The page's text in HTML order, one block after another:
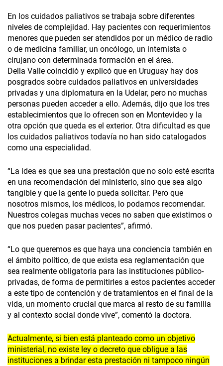
En los cuidados paliativos se trabaja sobre diferentes
niveles de complejidad. Hay pacientes con requerimientos
menores que pueden ser atendidos por un médico de radio
o de medicina familiar, un oncólogo, un internista o
cirujano con determinada formación en el área.
Della Valle coincidió y explicó que en Uruguay hay dos
posgrados sobre cuidados paliativos en universidades
privadas y una diplomatura en la Udelar, pero no muchas
personas pueden acceder a ello. Además, dijo que los tres
establecimientos que lo ofrecen son en Montevideo y la
otra opción que queda es el exterior. Otra dificultad es que
los cuidados paliativos todavía no han sido catalogados
como una especialidad.
“La idea es que sea una prestación que no solo esté escrita
en una recomendación del ministerio, sino que sea algo
tangible y que la gente lo pueda solicitar. Pero que
nosotros mismos, los médicos, lo podamos recomendar.
Nuestros colegas muchas veces no saben que existimos o
que nos pueden pasar pacientes”, afirmó.
“Lo que queremos es que haya una conciencia también en
el ámbito político, de que exista esa reglamentación que
sea realmente obligatoria para las instituciones público-
privadas, de forma de permitirles a estos pacientes acceder
a este tipo de contención y de tratamientos en el final de la
vida, un momento crucial que marca al resto de su familia
y al contexto social donde vive”, comentó la doctora.
Actualmente, si bien está planteado como un objetivo
ministerial, no existe ley o decreto que obligue a las
instituciones a brindar esta prestación ni tampoco ningún